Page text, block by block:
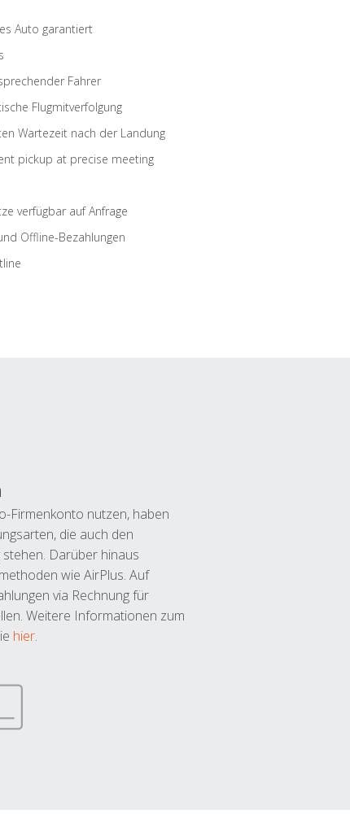
Auto garantiert
Fahrer
Flugmitverfolgung
Wartezeit nach der Landung
pickup at precise meeting
verfügbar auf Anfrage
Offline-Bezahlungen
Firmenkonto nutzen, haben
die auch den
Darüber hinaus
wie AirPlus. Auf
via Rechnung für
Weitere Informationen zum
hier.